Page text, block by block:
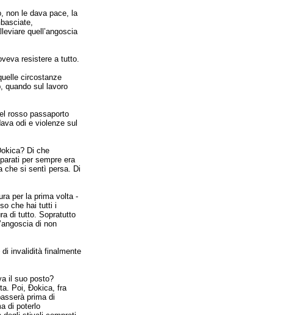
non le dava pace, la
quell’angoscia
resistere a tutto.
circostanze
quando sul lavoro
rosso passaporto
odi e violenze sul
Di che
per sempre era
che si sentì persa. Di
per la prima volta -
che hai tutti i
di tutto. Sopratutto
di non
invalidità finalmente
il suo posto?
Poi, Đokica, fra
prima di
di poterlo